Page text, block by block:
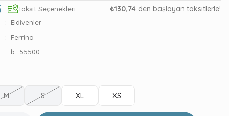
Taksit Seçenekleri ₺130,74 den başlayan taksitlerle!
Eldivenler
Ferrino
b_55500
M S XL XS